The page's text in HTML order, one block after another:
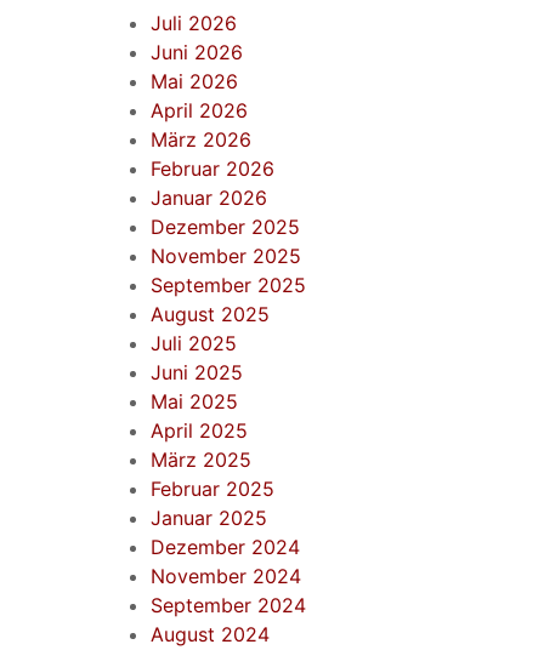
Juli 2026
Juni 2026
Mai 2026
April 2026
März 2026
Februar 2026
Januar 2026
Dezember 2025
November 2025
September 2025
August 2025
Juli 2025
Juni 2025
Mai 2025
April 2025
März 2025
Februar 2025
Januar 2025
Dezember 2024
November 2024
September 2024
August 2024